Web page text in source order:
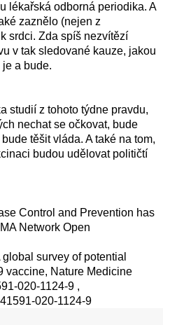
lékařská odborná periodika. A
é zazněl o (nejen z
k srdci. Zda spíš nezvítězí
v tak sledované kauze, jakou
je a bude.
studií z tohoto týdne pravdu,
nechat se očkovat, bude
bude těšitvláda. Ataké na tom,
budou udělovat političtí
Control and Prevention has
Network Open
survey of potential
vaccine, Nature Medicine
020-1124-9 ,
020-1124-9